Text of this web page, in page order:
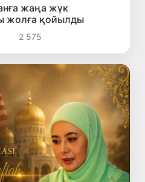
жаңа жүк
жолға қойылды
2 575